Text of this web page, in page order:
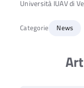
Università IUAV di
Categorie News